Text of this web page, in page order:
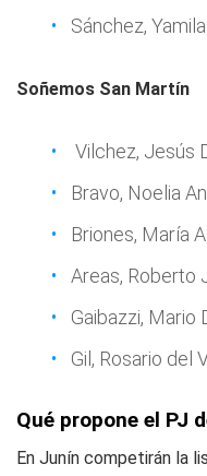
Sánchez,
Soñemos San Martín
Vilchez, Jesús
Bravo, Noelia
Briones, María
Areas, Roberto
Gaibazzi, Mario
Gil, Rosario del
Qué propone el PJ
En Junín competirán la